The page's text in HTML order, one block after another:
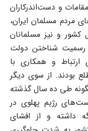
و دست‌اندرکاران
مردم مسلمان ایران،
کشور و نیز مسلمانان
رسمیت شناختن دولت
و همکاری با
بودند. از سوی دیگر
طی ده سال گذشته
رژیم پهلوی در
داشته و از افشای